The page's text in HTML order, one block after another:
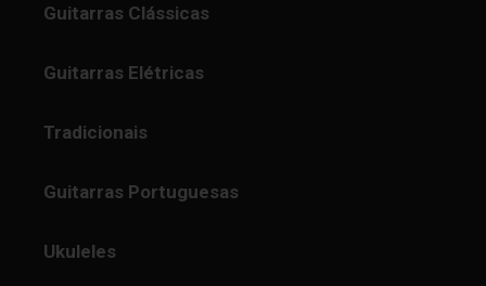
Guitarras Clássicas
Guitarras Elétricas
Tradicionais
Guitarras Portuguesas
Ukuleles